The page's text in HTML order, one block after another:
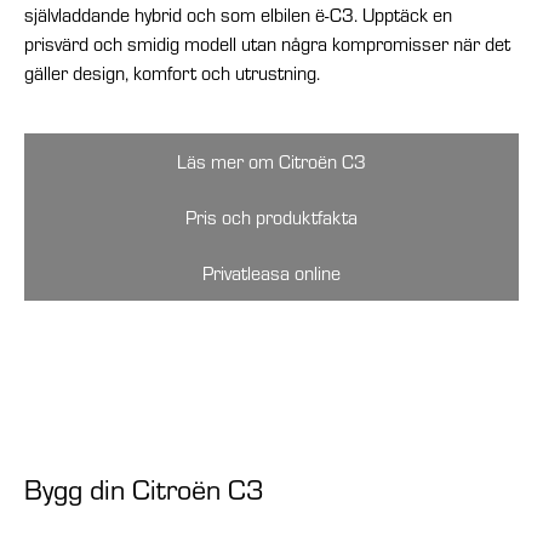
självladdande hybrid och som elbilen ë-C3. Upptäck en
prisvärd och smidig modell utan några kompromisser när det
gäller design, komfort och utrustning.
Läs mer om Citroën C3
Pris och produktfakta
Privatleasa online
Bygg din Citroën C3